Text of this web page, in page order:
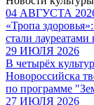
04 АВГУСТА
«Тропа
стали лауреатами
29 ИЮЛЯ 2026
В четырёх
Новороссийска
по программе
27 ИЮЛЯ 2026